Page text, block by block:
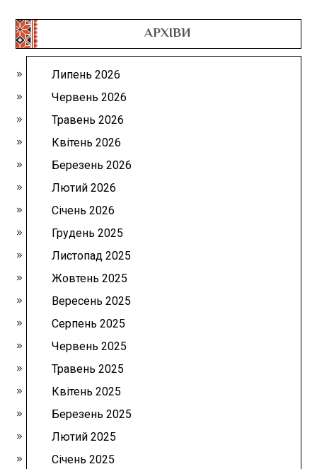
АРХІВИ
Липень 2026
Червень 2026
Травень 2026
Квітень 2026
Березень 2026
Лютий 2026
Січень 2026
Грудень 2025
Листопад 2025
Жовтень 2025
Вересень 2025
Серпень 2025
Червень 2025
Травень 2025
Квітень 2025
Березень 2025
Лютий 2025
Січень 2025